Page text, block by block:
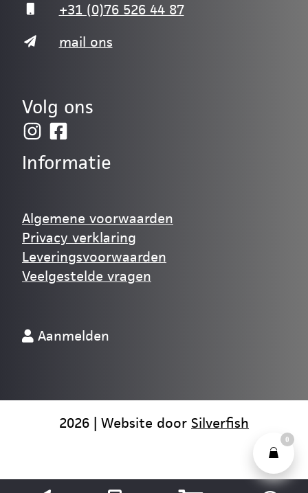
+31 (0)76 526 44 87
mail ons
Volg ons
Informatie
Algemene voorwaarden
Privacy verklaring
Leveringsvoorwaarden
Veelgestelde vragen
Aanmelden
2026 | Website door Silverfish
0